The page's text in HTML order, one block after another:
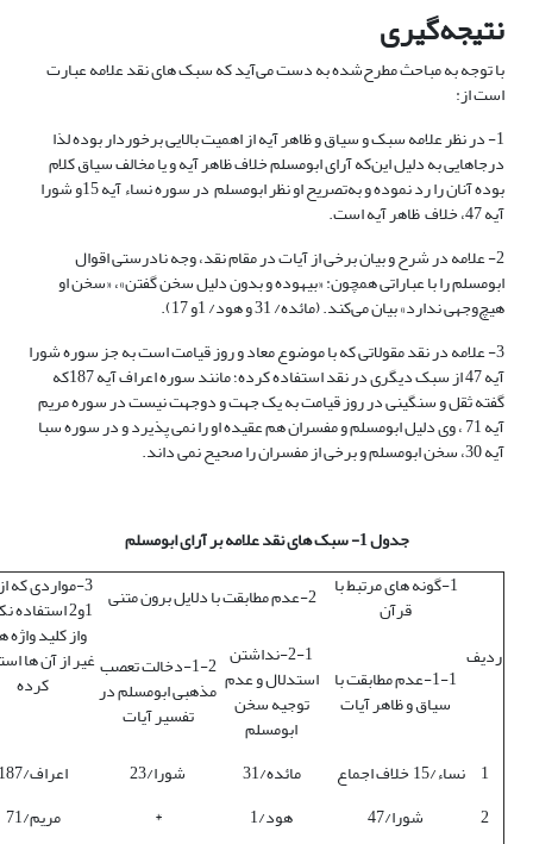
نتیجه‌گیری
با توجه به مباحث مطرح‌شده به دست می‌آید که سبک های نقد علامه عبارت
است از:
1- در نظر علامه سبک و سیاق و ظاهر آیه از اهمیت بالایی برخوردار بوده لذا
درجاهایی به دلیل این‌که آرای ابومسلم خلاف ظاهر آیه و یا مخالف سیاق کلام
بوده آنان را رد نموده و به‌تصریح او نظر ابومسلم در سوره نساء آیه 15و شورا
آیه 47، خلاف ظاهر آیه است.
2- علامه در شرح و بیان برخی از آیات در مقام نقد، وجه نادرستی اقوال
ابومسلم را با عباراتی همچون: «بیهوده و بدون دلیل سخن گفتن»، «سخن او
هیچ‌وجهی ندارد» بیان می‌کند. (مائده/ 31 و هود/ 1و 17).
3- علامه در نقد مقولاتی که با موضوع معاد و روز قیامت است به جز سوره شورا
آیه 47 از سبک دیگری در نقد استفاده کرده؛ مانند سوره اعراف آیه 187که
گفته ثقل و سنگینی در روز قیامت به یک جهت و دوجهت نیست در سوره مریم
آیه 71 ، وی دلیل ابومسلم و مفسران هم عقیده او را نمی پذیرد و در سوره سبا
آیه 30، سخن ابومسلم و برخی از مفسران را صحیح نمی داند.
جدول 1- سبک های نقد علامه بر آرای ابومسلم
ردیف
1-گونه های مرتبط با
قرآن 2-عدم مطابقت با دلایل برون متنی 3-مواردی که
1و2
واز کلید واژه
غیر از آن ها
کرده 1-1-عدم مطابقت با
سیاق و ظاهر آیات
2-1-نداشتن
استدلال و عدم
توجیه سخن
ابومسلم
1-2-دخالت تعصب
مذهبی ابومسلم در
تفسیر آیات
1 نساء/15 خلاف اجماع مائده/31 شورا/23
اعراف/187
2
شورا/47 هود/1 *
مریم/71